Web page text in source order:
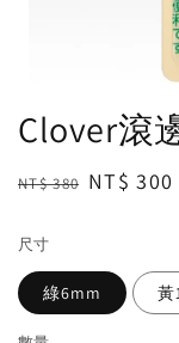
Clover滾
Regular
NT$ 380 Sale
NT$ 300
尺寸
綠6mm 黃